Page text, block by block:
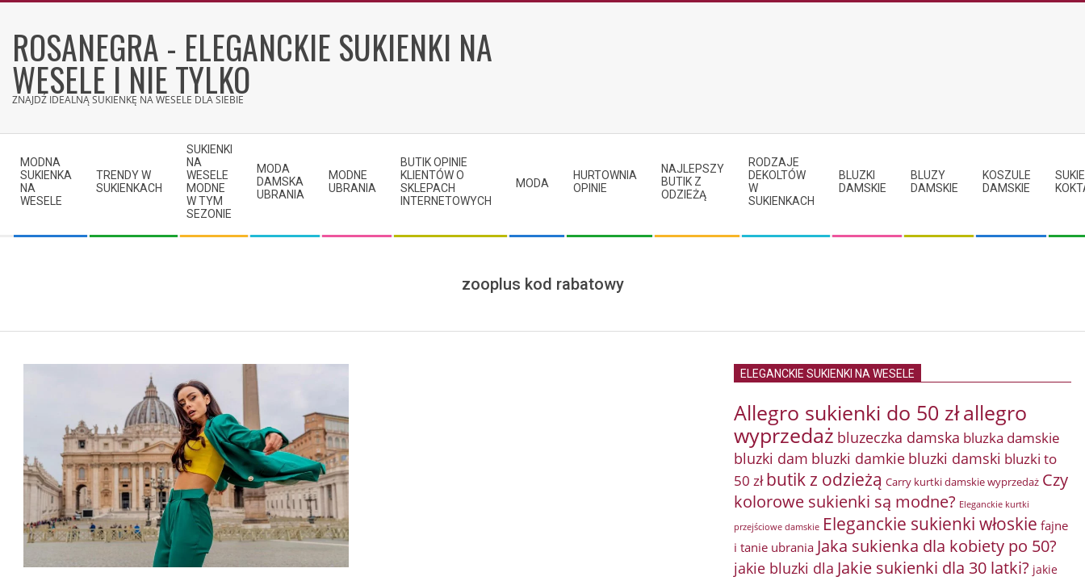
contentROSANEGRA - ELEGANCKIE SUKIENKI NA
WESELE I NIE TYLKO
ZNAJDŹ IDEALNĄ SUKIENKĘ NA WESELE DLA SIEBIE
Navigation
Menu
MODNA
SUKIENKA
NA
WESELE
TRENDY W
SUKIENKACH
SUKIENKI
NA
WESELE
MODNE
W TYM
SEZONIE
MODA
DAMSKA
UBRANIA
MODNE
UBRANIA
BUTIK OPINIE
KLIENTÓW O
SKLEPACH
INTERNETOWYCH
MODA
HURTOWNIA
OPINIE
NAJLEPSZY
BUTIK Z
ODZIEŻĄ
RODZAJE
DEKOLTÓW
W
SUKIENKACH
BLUZKI
DAMSKIE
BLUZY
DAMSKIE
KOSZULE
DAMSKIE
zooplus kod rabatowy
ELEGANCKIE SUKIENKI NA WESELE
Allegro sukienki do 50 złallegro
wyprzedaż bluzeczka damska bluzka damskie
bluzki dam bluzki damkie bluzki damski bluzki to
50 zł butik z odzieżą Carry kurtki damskie wyprzedaż Czy
kolorowe sukienki są modne? Eleganckie kurtki
przejściowe damskie Eleganckie sukienki włoskie fajne
i tanie ubrania Jaka sukienka dla kobiety po 50?
jakie bluzki dla Jakie sukienki dla 30 latki? jakie